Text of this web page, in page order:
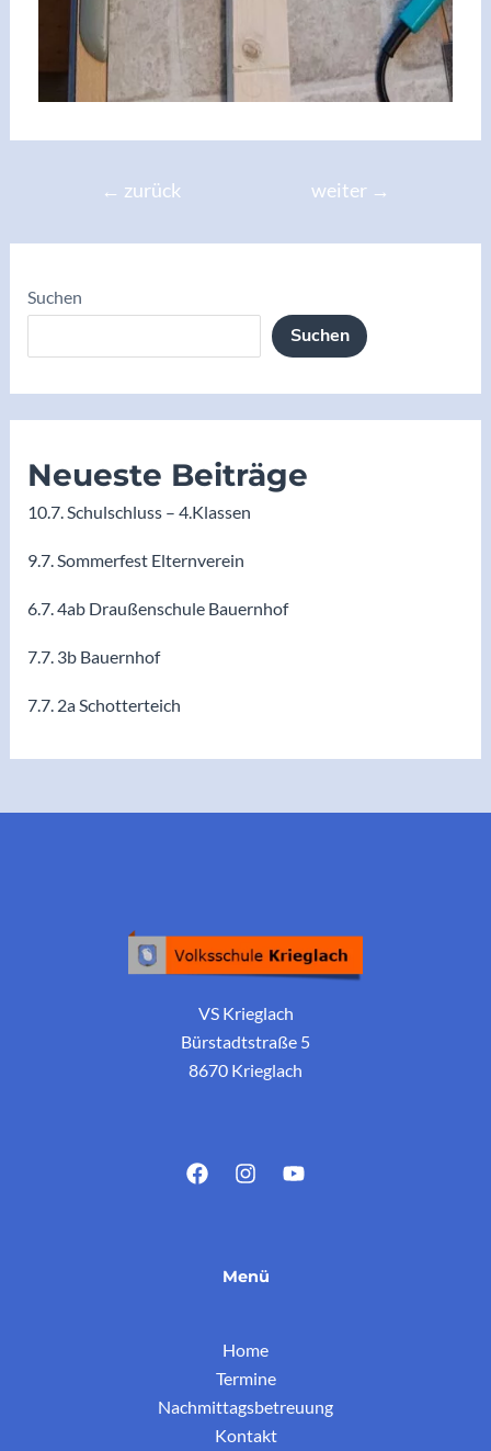
← zurück weiter →
Suchen
Suchen
Neueste Beiträge
10.7. Schulschluss – 4.Klassen
9.7. Sommerfest Elternverein
6.7. 4ab Draußenschule Bauernhof
7.7. 3b Bauernhof
7.7. 2a Schotterteich
VS Krieglach
Bürstadtstraße 5
8670 Krieglach
Menü
Home
Termine
Nachmittagsbetreuung
Kontakt